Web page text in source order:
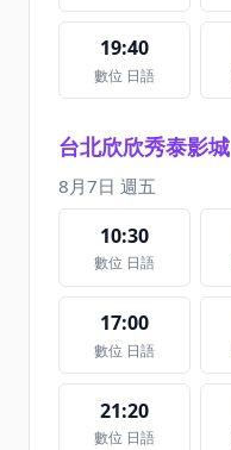
19:40
數位 日語
台北欣欣秀泰影城
8月7日 週五
10:30
數位 日語
17:00
數位 日語
21:20
數位 日語